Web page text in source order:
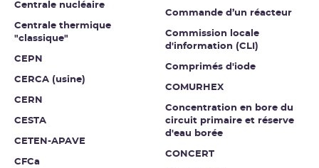
Centrale nucléaire
Centrale thermique
"classique"
CEPN
CERCA (usine)
CERN
CESTA
CETEN-APAVE
CFCa
Commande d’un réacteur
Commission locale
d'information (CLI)
Comprimés d'iode
COMURHEX
Concentration en bore du
circuit primaire et réserve
d'eau borée
CONCERT